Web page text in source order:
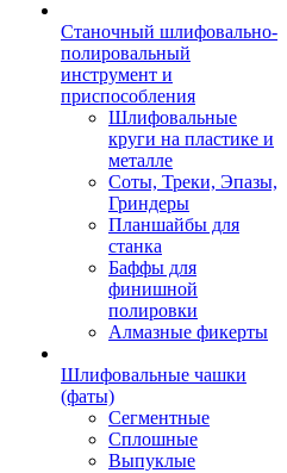
Станочный шлифовально-
полировальный
инструмент и
приспособления
Шлифовальные
круги на пластике и
металле
Соты, Треки, Эпазы,
Гриндеры
Планшайбы для
станка
Баффы для
финишной
полировки
Алмазные фикерты
Шлифовальные чашки
(фаты)
Сегментные
Сплошные
Выпуклые